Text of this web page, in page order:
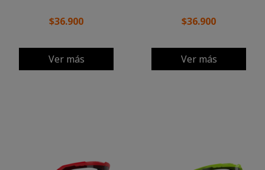
$36.900
Ver más
$36.900
Ver más